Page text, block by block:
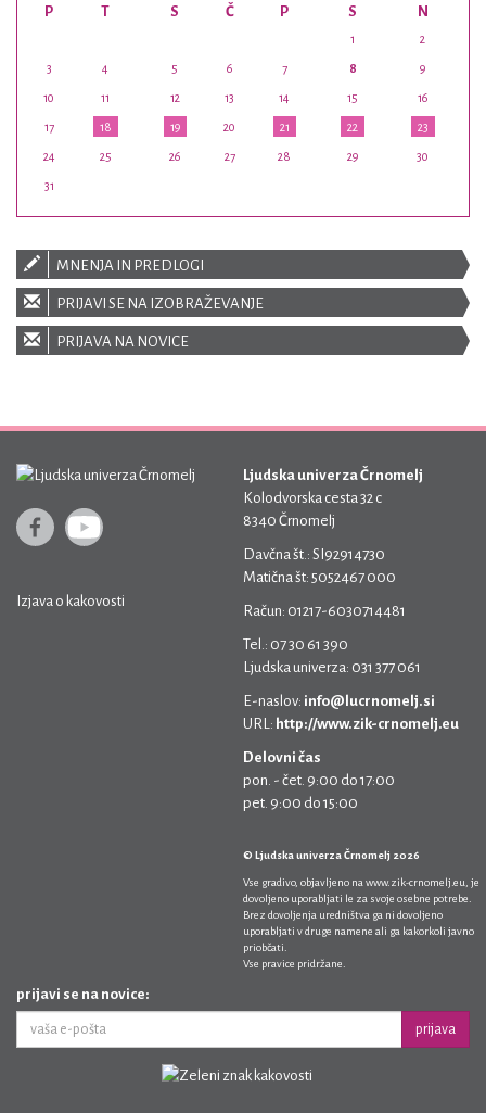
P T S Č P S N
1 2
3 4 5 6 7 8 9
10 11 12 13 14 15 16
17 18 19 20 21 22 23
24 25 26 27 28 29 30
31
MNENJA IN PREDLOGI
PRIJAVI SE NA IZOBRAŽEVANJE
PRIJAVA NA NOVICE
Izjava o kakovosti
Ljudska univerza Črnomelj
Kolodvorska cesta 32 c
8340 Črnomelj
Davčna št.: SI92914730
Matična št: 5052467 000
Račun: 01217-6030714481
Tel.: 07 30 61 390
Ljudska univerza: 031 377 061
E-naslov: info@lucrnomelj.si
URL: http://www.zik-crnomelj.eu
Delovni čas
pon. - čet. 9:00 do 17:00
pet. 9:00 do 15:00
© Ljudska univerza Črnomelj 2026
Vse gradivo, objavljeno na www.zik-crnomelj.eu , je
dovoljeno uporabljati le za svoje osebne potrebe.
Brez dovoljenja uredništva ga ni dovoljeno
uporabljati v druge namene ali ga kakorkoli javno
priobčati.
Vse pravice pridržane.
prijavi se na novice:
prijava